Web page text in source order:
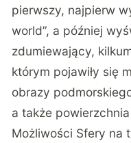
pierwszy, najpierw
world”, a później
zdumiewający,
którym pojawiły się
obrazy
a także
Możliwości Sfery na